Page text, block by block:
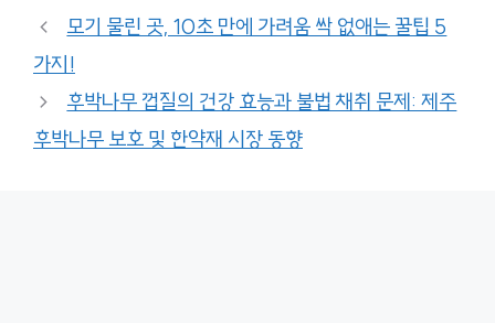
모기 물린 곳, 10초 만에 가려움 싹 없애는 꿀팁 5
가지!
후박나무 껍질의 건강 효능과 불법 채취 문제: 제주
후박나무 보호 및 한약재 시장 동향